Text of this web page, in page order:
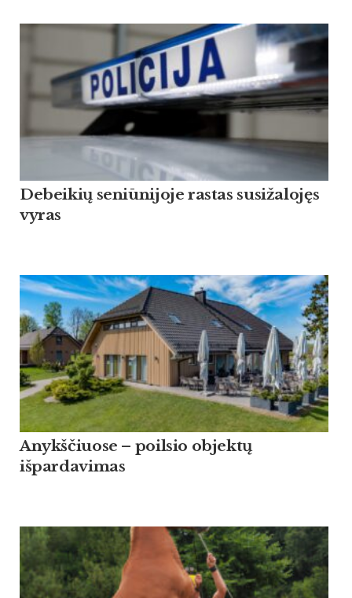
Debeikių seniūnijoje rastas susižalojęs
vyras
Anykščiuose – poilsio objektų
išpardavimas